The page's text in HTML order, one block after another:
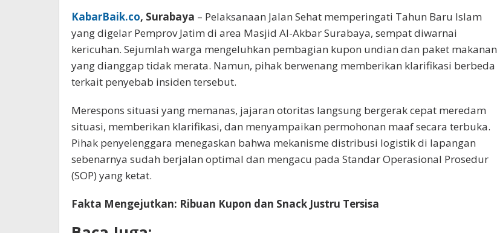
KabarBaik.co, Surabaya – Pelaksanaan Jalan Sehat memperingati Tahun Baru Islam
yang digelar Pemprov Jatim di area Masjid Al-Akbar Surabaya, sempat diwarnai
kericuhan. Sejumlah warga mengeluhkan pembagian kupon undian dan paket makanan
yang dianggap tidak merata. Namun, pihak berwenang memberikan klarifikasi berbeda
terkait penyebab insiden tersebut.
Merespons situasi yang memanas, jajaran otoritas langsung bergerak cepat meredam
situasi, memberikan klarifikasi, dan menyampaikan permohonan maaf secara terbuka.
Pihak penyelenggara menegaskan bahwa mekanisme distribusi logistik di lapangan
sebenarnya sudah berjalan optimal dan mengacu pada Standar Operasional Prosedur
(SOP) yang ketat.
Fakta Mengejutkan: Ribuan Kupon dan Snack Justru Tersisa